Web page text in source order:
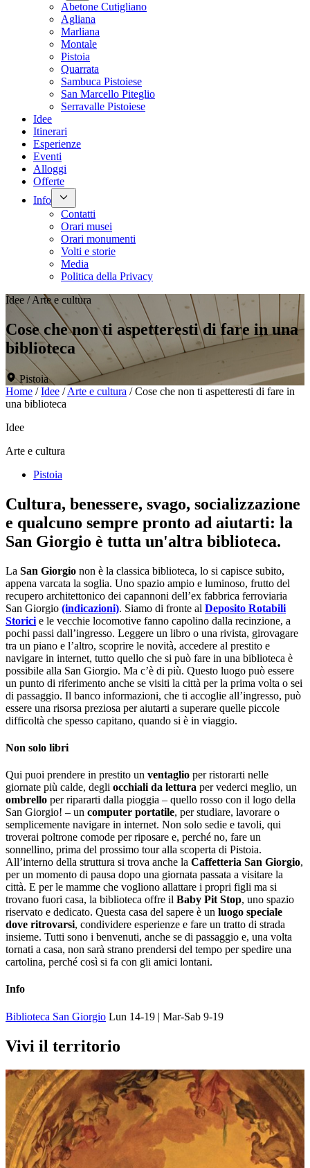
Abetone Cutigliano
Agliana
Marliana
Montale
Pistoia
Quarrata
Sambuca Pistoiese
San Marcello Piteglio
Serravalle Pistoiese
Idee
Itinerari
Esperienze
Eventi
Alloggi
Offerte
Info
Contatti
Orari musei
Orari monumenti
Volti e storie
Media
Politica della Privacy
Idee / Arte e cultura
Cose che non ti aspetteresti di fare in una
biblioteca
Pistoia
Home /Idee /Arte e cultura /Cose che non ti aspetteresti di fare in
una biblioteca
Idee
Arte e cultura
Pistoia
Cultura, benessere, svago, socializzazione
e qualcuno sempre pronto ad aiutarti: la
San Giorgio è tutta un'altra biblioteca.
La San Giorgio non è la classica biblioteca, lo si capisce subito,
appena varcata la soglia. Uno spazio ampio e luminoso, frutto del
recupero architettonico dei capannoni dell’ex fabbrica ferroviaria
San Giorgio (indicazioni). Siamo di fronte al Deposito Rotabili
Storici e le vecchie locomotive fanno capolino dalla recinzione, a
pochi passi dall’ingresso. Leggere un libro o una rivista, girovagare
tra un piano e l’altro, scoprire le novità, accedere al prestito e
navigare in internet, tutto quello che si può fare in una biblioteca è
possibile alla San Giorgio. Ma c’è di più. Questo luogo può essere
un punto di riferimento anche se visiti la città per la prima volta o sei
di passaggio. Il banco informazioni, che ti accoglie all’ingresso, può
essere una risorsa preziosa per aiutarti a superare quelle piccole
difficoltà che spesso capitano, quando si è in viaggio.
Non solo libri
Qui puoi prendere in prestito un ventaglio per ristorarti nelle
giornate più calde, degli occhiali da lettura per vederci meglio, un
ombrello per ripararti dalla pioggia – quello rosso con il logo della
San Giorgio! – un computer portatile, per studiare, lavorare o
semplicemente navigare in internet. Non solo sedie e tavoli, qui
troverai poltrone comode per riposare e, perché no, fare un
sonnellino, prima del prossimo tour alla scoperta di Pistoia.
All’interno della struttura si trova anche la Caffetteria San Giorgio,
per un momento di pausa dopo una giornata passata a visitare la
città. E per le mamme che vogliono allattare i propri figli ma si
trovano fuori casa, la biblioteca offre il Baby Pit Stop, uno spazio
riservato e dedicato. Questa casa del sapere è un luogo speciale
dove ritrovarsi, condividere esperienze e fare un tratto di strada
insieme. Tutti sono i benvenuti, anche se di passaggio e, una volta
tornati a casa, non sarà strano prendersi del tempo per spedire una
cartolina, perché così si fa con gli amici lontani.
Info
Biblioteca San Giorgio Lun 14-19 | Mar-Sab 9-19
Vivi il territorio